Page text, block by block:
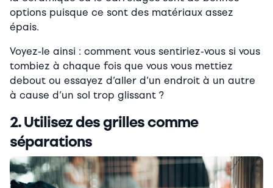
options puisque ce sont des matériaux assez
épais.
Voyez-le ainsi : comment vous sentiriez-vous si vous
tombiez à chaque fois que vous vous mettiez
debout ou essayez d’aller d’un endroit à un autre
à cause d’un sol trop glissant ?
2. Utilisez des grilles comme
séparations